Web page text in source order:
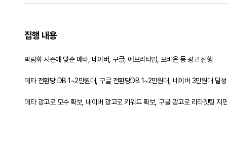
집행 내용
박람회 시즌에 맞춘 메타, 네이버, 구글, 에브리타임, 모비온 등 광고 진행
메타 전환당 DB 1~2만원대, 구글 전환당DB 1~2만원대, 네이버 3만원대 달
메타 광고로 모수 확보, 네이버 광고로 키워